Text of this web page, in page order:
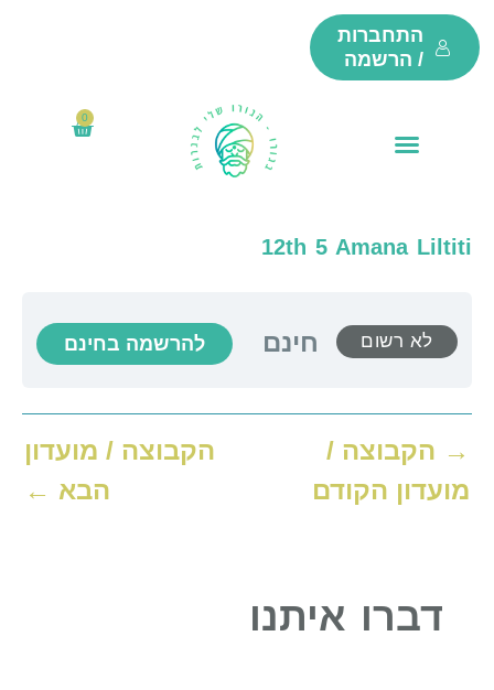
דילוג
לתוכן
התחברות
/ הרשמה
0
עגלת
12th 5 Amana Liltiti
לא רשום חינם להרשמה בחינם
→ הקבוצה /
מועדון הקודם
הקבוצה / מועדון
הבא ←
דברו איתנו